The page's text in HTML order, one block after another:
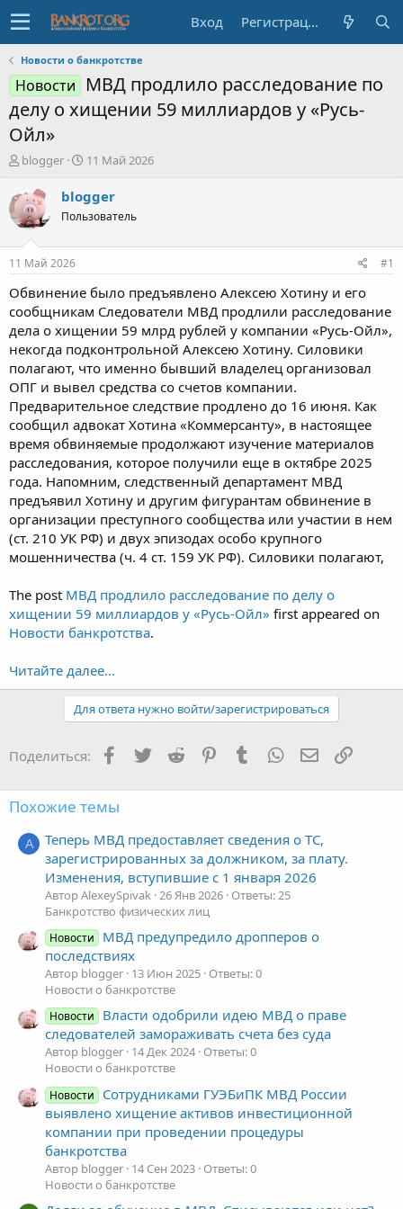
Вход Регистрация
Новости о банкротстве
Новости
МВД продлило расследование по
делу о хищении 59 миллиардов у «Русь-
Ойл»
А
т
о
р
е
м
ы
blogger
Д
т
а
н
л
11 Май 2026
blogger
Пользователь
11 Май 2026 #1
Обвинение было предъявлено Алексею Хотину и его
сообщникам Следователи МВД продлили расследование
дела о хищении 59 млрд рублей у компании «Русь-Ойл»,
некогда подконтрольной Алексею Хотину. Силовики
полагают, что именно бывший владелец организовал
ОПГ и вывел средства со счетов компании.
Предварительное следствие продлено до 16 июня. Как
сообщил адвокат Хотина «Коммерсанту», в настоящее
время обвиняемые продолжают изучение материалов
расследования, которое получили еще в октябре 2025
года. Напомним, следственный департамент МВД
предъявил Хотину и другим фигурантам обвинение в
организации преступного сообщества или участии в нем
(ст. 210 УК РФ) и двух эпизодах особо крупного
мошенничества (ч. 4 ст. 159 УК РФ). Силовики полагают,
The post МВД продлило расследование по делу о
хищении 59 миллиардов у «Русь-Ойл» first appeared on
Новости банкротства.
Читайте далее...
Для ответа нужно войти/зарегистрироваться
Поделиться: Facebook
TwitterReddit PinterestTumblr WhatsApp Ссылка
Похожие темы
A
Теперь МВД предоставляет сведения о ТС,
зарегистрированных за должником, за плату.
Изменения, вступившие с 1 января 2026
Автор AlexeySpivak 26 Янв 2026 Ответы: 25
Банкротство физических лиц
Новости
МВД предупредило дропперов о
последствиях
Автор blogger 13 Июн 2025 Ответы: 0
Новости о банкротстве
Новости
Власти одобрили идею МВД о праве
следователей замораживать счета без суда
Автор blogger 14 Дек 2024 Ответы: 0
Новости о банкротстве
Новости
Сотрудниками ГУЭБиПК МВД России
выявлено хищение активов инвестиционной
компании при проведении процедуры
банкротства
Автор blogger 14 Сен 2023 Ответы: 0
Новости о банкротстве